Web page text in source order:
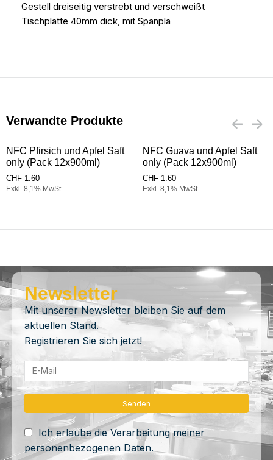
Gestell dreiseitig verstrebt und verschweißt
Tischplatte 40mm dick, mit Spanpla
Verwandte Produkte
NFC Pfirsich und Apfel Saft
only (Pack 12x900ml)
CHF 1.60
Exkl. 8,1% MwSt.
NFC Guava und Apfel Saft
only (Pack 12x900ml)
CHF 1.60
Exkl. 8,1% MwSt.
Newsletter
Mit unserer Newsletter bleiben Sie auf dem
aktuellen Stand.
Registrieren Sie sich jetzt!
Ich erlaube die Verarbeitung meiner
personenbezogenen Daten.